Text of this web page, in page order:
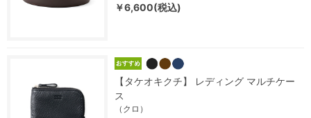
￥6,600(税込)
【タケオキクチ】 レディング マルチケー
ス
（クロ）